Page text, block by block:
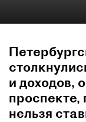
и доходов,
проспекте,
нельзя